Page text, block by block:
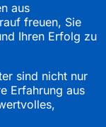
aus
freuen, Sie
Ihren Erfolg zu
sind nicht nur
Erfahrung aus